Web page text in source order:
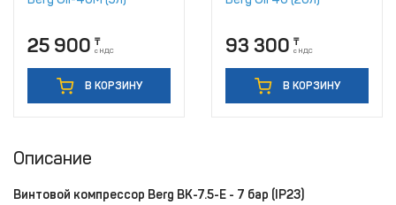
25 900 ₸
с НДС
В КОРЗИНУ
93 300 ₸
с НДС
В КОРЗИНУ
Описание
Винтовой компрессор Berg ВК-7.5-E - 7 бар (IP23)